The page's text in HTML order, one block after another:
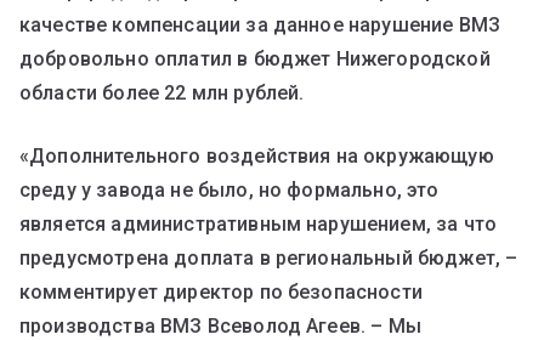
качестве компенсации за данное нарушение ВМЗ
добровольно оплатил в бюджет Нижегородской
области более 22 млн рублей.
«Дополнительного воздействия на окружающую
среду у завода не было, но формально, это
является административным нарушением, за что
предусмотрена доплата в региональный бюджет, –
комментирует директор по безопасности
производства ВМЗ Всеволод Агеев. – Мы